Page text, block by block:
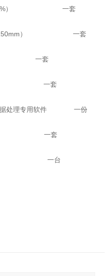
度0.05%） 一套
（0～150mm） 一套
统 一套
一套
数据处理专用软件 一份
备） 一套
自备） 一台